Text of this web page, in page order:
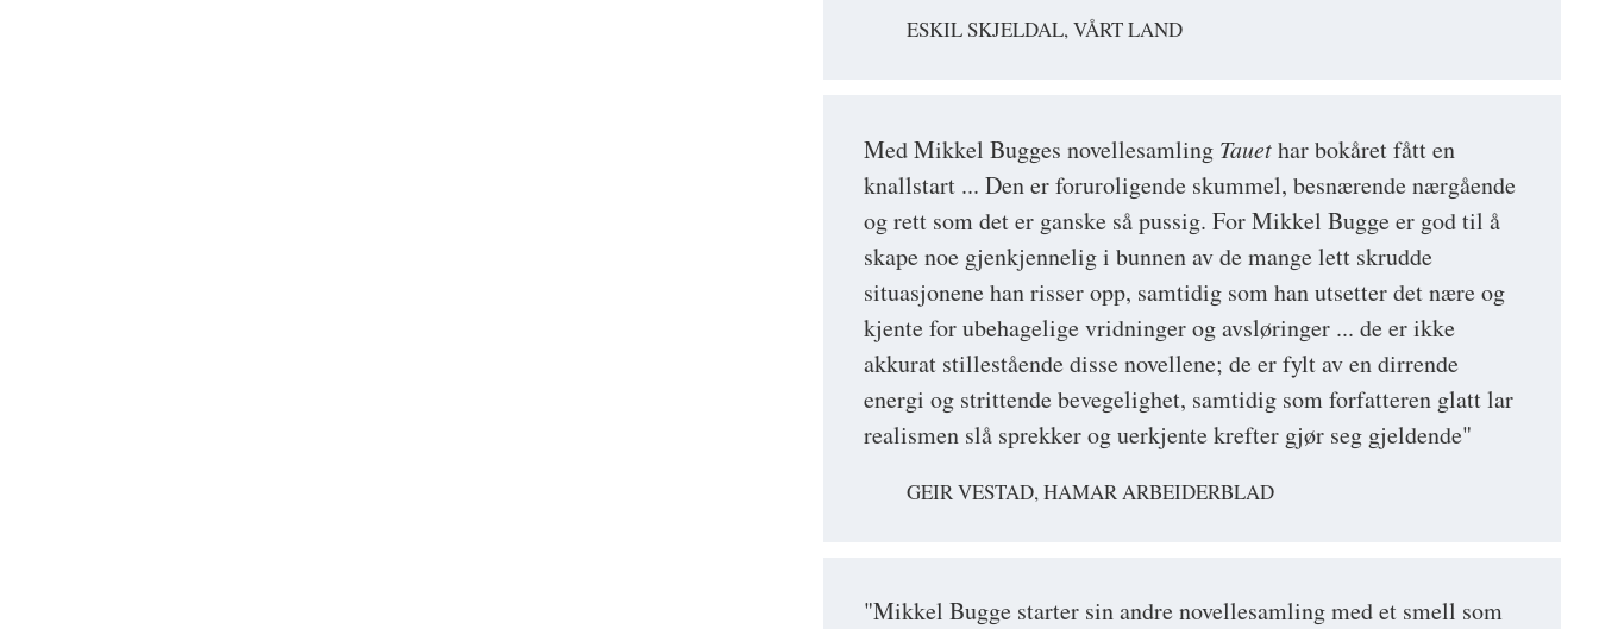
ESKIL SKJELDAL, VÅRT LAND
Med Mikkel Bugges novellesamling Tauethar bokåret fått en
knallstart ... Den er foruroligende skummel, besnærende nærgående
og rett som det er ganske så pussig. For Mikkel Bugge er god til å
skape noe gjenkjennelig i bunnen av de mange lett skrudde
situasjonene han risser opp, samtidig som han utsetter det nære og
kjente for ubehagelige vridninger og avsløringer ... de er ikke
akkurat stillestående disse novellene; de er fylt av en dirrende
energi og strittende bevegelighet, samtidig som forfatteren glatt lar
realismen slå sprekker og uerkjente krefter gjør seg gjeldende"
GEIR VESTAD, HAMAR ARBEIDERBLAD
"Mikkel Bugge starter sin andre novellesamling med et smell som